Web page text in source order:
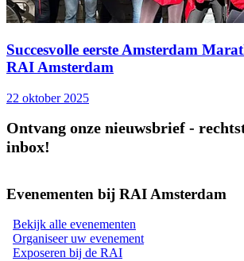
Succesvolle eerste Amsterdam
RAI Amsterdam
22 oktober 2025
Ontvang onze nieuwsbrief -
inbox!
Evenementen bij RAI Amsterdam
Bekijk alle evenementen
Organiseer uw evenement
Exposeren bij de RAI